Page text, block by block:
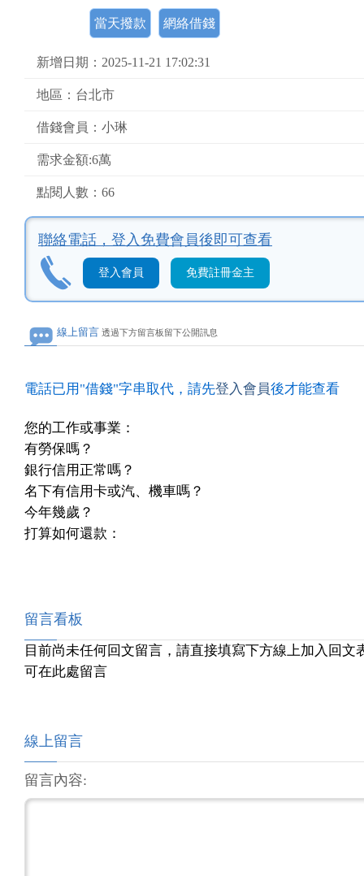
當天撥款 網絡借錢
新增日期：2025-11-21 17:02:31
地區：台北市
借錢會員：小琳
需求金額:6萬
點閱人數：66
聯絡電話， 登入免費會員後即可查看
登入會員 免費註冊金主
線上留言 透過下方留言板留下公開訊息
電話已用"借錢"字串取代，請先登入會員後才能查看
您的工作或事業：
有勞保嗎？
銀行信用正常嗎？
名下有信用卡或汽、機車嗎？
今年幾歲？
打算如何還款：
留言看板
目前尚未任何回文留言，請直接填寫下方線上加入回文
可在此處留言
線上留言
留言內容: